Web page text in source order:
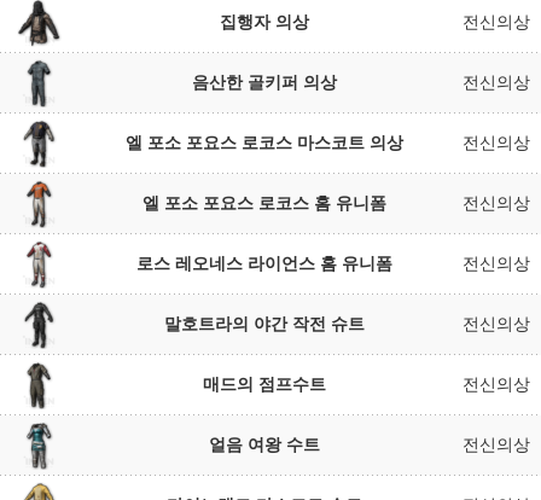
집행자 의상 전신의상
음산한 골키퍼 의상 전신의상
엘 포소 포요스 로코스 마스코트 의상 전신의상
엘 포소 포요스 로코스 홈 유니폼 전신의상
로스 레오네스 라이언스 홈 유니폼 전신의상
말호트라의 야간 작전 슈트 전신의상
매드의 점프수트 전신의상
얼음 여왕 수트 전신의상